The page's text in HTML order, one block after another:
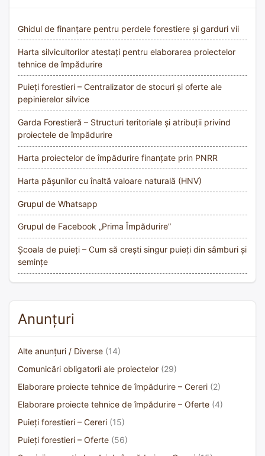
Ghidul de finanțare pentru perdele forestiere și garduri vii
Harta silvicultorilor atestați pentru elaborarea proiectelor
tehnice de împădurire
Puieți forestieri – Centralizator de stocuri și oferte ale
pepinierelor silvice
Garda Forestieră – Structuri teritoriale și atribuții privind
proiectele de împădurire
Harta proiectelor de împădurire finanțate prin PNRR
Harta pășunilor cu înaltă valoare naturală (HNV)
Grupul de Whatsapp
Grupul de Facebook „Prima Împădurire”
Școala de puieți – Cum să crești singur puieți din sâmburi și
semințe
Anunțuri
Alte anunțuri / Diverse (14)
Comunicări obligatorii ale proiectelor (29)
Elaborare proiecte tehnice de împădurire – Cereri (2)
Elaborare proiecte tehnice de împădurire – Oferte (4)
Puieți forestieri – Cereri (15)
Puieți forestieri – Oferte (56)